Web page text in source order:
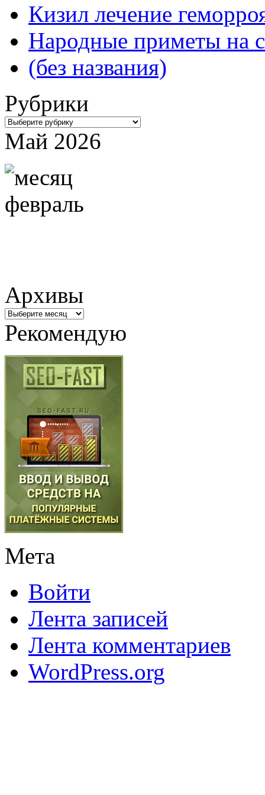
Кизил лечение
Народные приметы на
(без названия)
Рубрики
Рубрики
Май 2026
Архивы
Архивы
Рекомендую
Мета
Войти
Лента записей
Лента комментариев
WordPress.org